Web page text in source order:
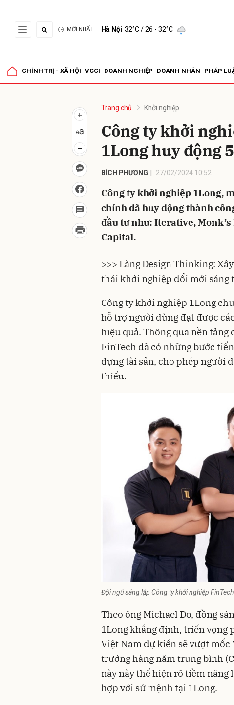
MỚI NHẤT Hà Nội 32°C/ 26 - 32°C
CHÍNH TRỊ - XÃ HỘI VCCI DOANH NGHIỆP DOANH NHÂN PHÁP
Trang chủ Khởi nghiệp
Công ty khởi
1Long huy động
BÍCH PHƯƠNG 27/02/2024 10:52
Công ty khởi nghiệp 1Long,
chính đã huy động thành
đầu tư như: Iterative,
Capital.
>>> Làng Design Thinking:
thái khởi nghiệp đổi mới sáng
Công ty khởi nghiệp 1Long
hỗ trợ người dùng đạt được
hiệu quả. Thông qua nền
FinTech đã có những bước
dựng tài sản, cho phép người
thiểu.
Đội ngũ sáng lập Công ty khởi nghiệp
Theo ông Michael Do, đồng
1Long khẳng định, triển
Việt Nam dự kiến sẽ vượt mốc
trưởng hàng năm trung bình
này này thể hiện rõ tiềm năng
hợp với sứ mệnh tại 1Long.